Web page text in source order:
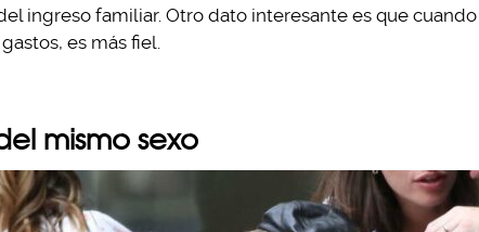
ingreso familiar. Otro dato interesante es que
es más fiel.
mismo sexo